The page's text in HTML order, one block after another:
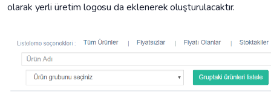
olarak yerli üretim logosu da eklenerek oluşturulacaktır.